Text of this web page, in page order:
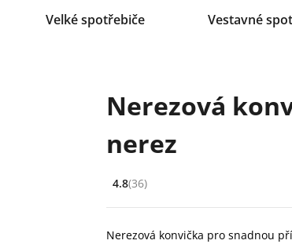
Velké spotřebiče Vestavné
Nerezová
nerez
Hodnocení: 4.8 z 5 (36 recenzí)
4.8(36)
Nerezová konvička pro snadnou